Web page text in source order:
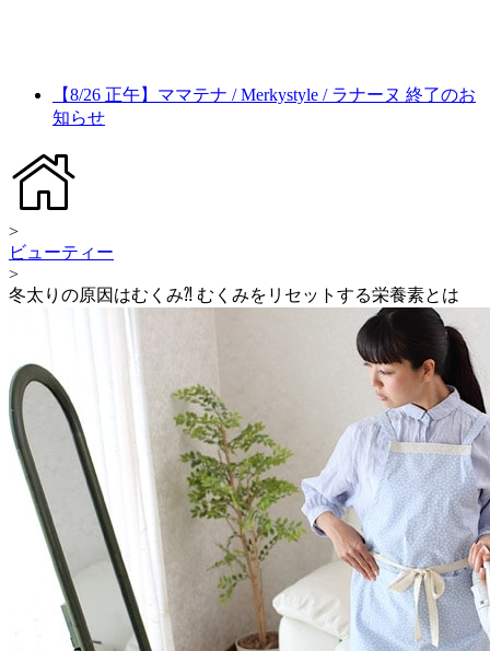
【8/26 正午】ママテナ / Merkystyle / ラナーヌ 終了のお
知らせ
>
ビューティー
>
冬太りの原因はむくみ⁈ むくみをリセットする栄養素とは